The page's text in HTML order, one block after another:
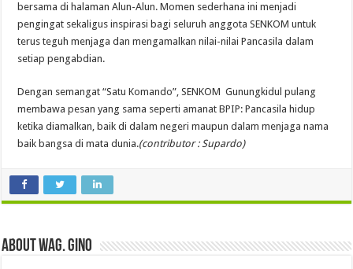
bersama di halaman Alun-Alun. Momen sederhana ini menjadi
pengingat sekaligus inspirasi bagi seluruh anggota SENKOM untuk
terus teguh menjaga dan mengamalkan nilai-nilai Pancasila dalam
setiap pengabdian.
Dengan semangat “Satu Komando”, SENKOM Gunungkidul pulang
membawa pesan yang sama seperti amanat BPIP: Pancasila hidup
ketika diamalkan, baik di dalam negeri maupun dalam menjaga nama
baik bangsa di mata dunia.(contributor : Supardo)
About wag. gino